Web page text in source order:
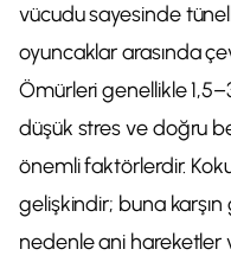
vücudu sayesinde
oyuncaklar arasında
Ömürleri genellikle
düşük stres ve doğru
önemli faktörlerdir.
gelişkindir; buna karşın
nedenle ani hareketler